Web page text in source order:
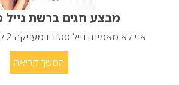
מבצע חגים ברשת נייל
אני לא מאמינה נייל סטודיו מעניקה 2 קורסים במתנה!
המשך קריאה